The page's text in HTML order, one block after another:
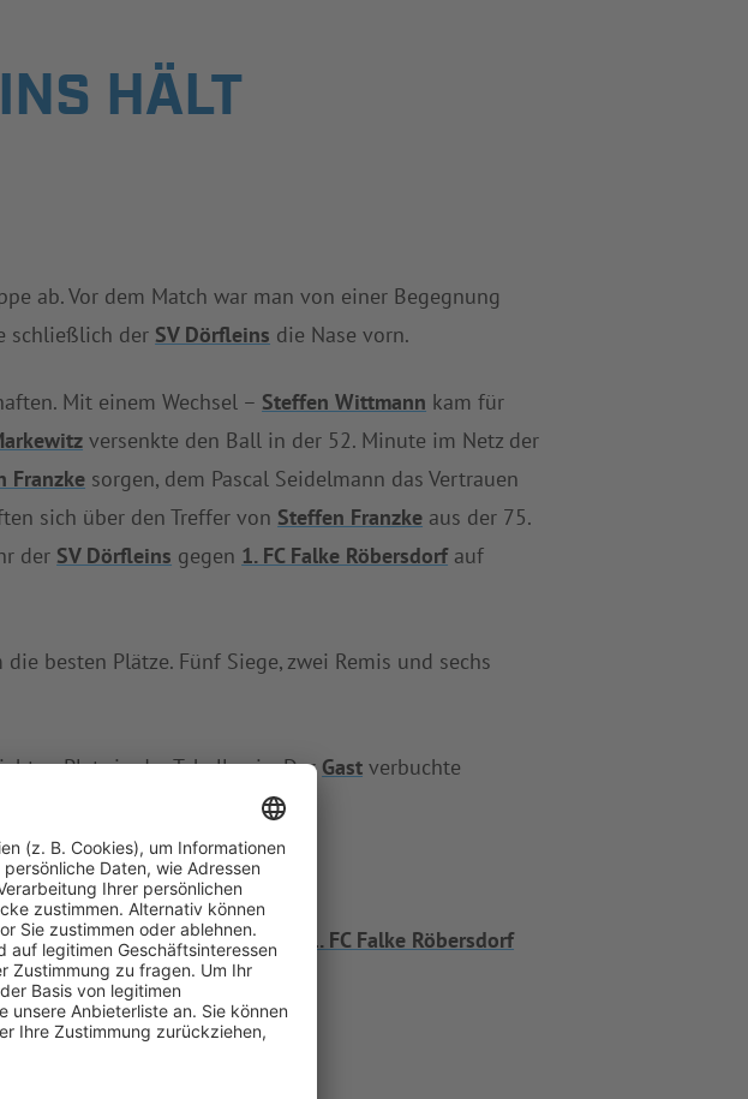
HÄLT
ab. Vor dem Match war man von einer Begegnung
schließlich der SV Dörfleins die Nase vorn.
Mit einem Wechsel – Steffen Wittmann kam für
versenkte den Ball in der 52. Minute im Netz der
Franzke sorgen, dem Pascal Seidelmann das Vertrauen
sich über den Treffer von Steffen Franzke aus der 75.
der SV Dörfleins gegen 1. FC Falke Röbersdorfauf
besten Plätze. Fünf Siege, zwei Remis und sechs
Platz in der Tabelle ein. Der Gast verbuchte
denSC Reichmannsdorf. Für
1. FC Falke Röbersdorf
Ian.